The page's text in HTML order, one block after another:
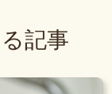
記事